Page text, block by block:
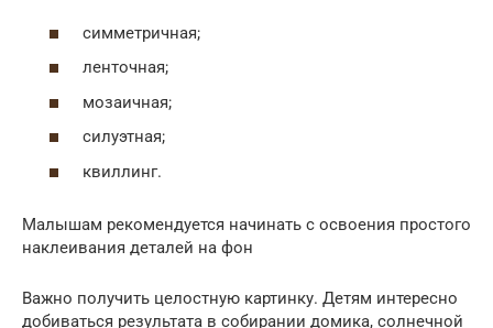
симметричная;
ленточная;
мозаичная;
силуэтная;
квиллинг.
Малышам рекомендуется начинать с освоения простого
наклеивания деталей на фон
Важно получить целостную картинку. Детям интересно
добиваться результата в собирании домика, солнечной